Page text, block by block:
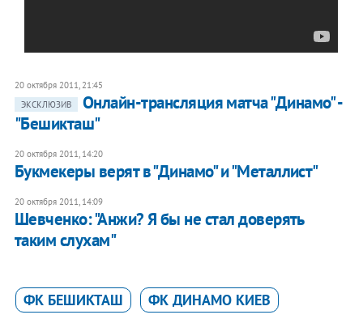
20 октября 2011, 21:45
ЭКСКЛЮЗИВ
Онлайн-трансляция матча "Динамо" -
"Бешикташ"
20 октября 2011, 14:20
Букмекеры верят в "Динамо" и "Металлист"
20 октября 2011, 14:09
Шевченко: "Анжи? Я бы не стал доверять
таким слухам"
ФК БЕШИКТАШ ФК ДИНАМО КИЕВ